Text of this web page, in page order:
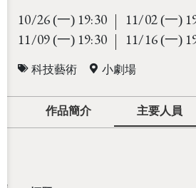
10/26(一) 19:30 11/02(一)
11/09(一) 19:30 11/16(一)
科技藝術 小劇場
作品簡介 主要人員